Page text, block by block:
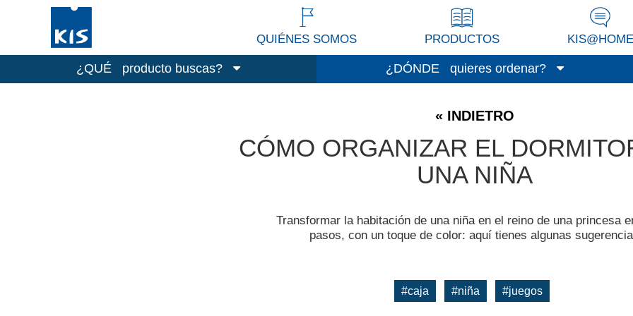
QUIÉNES SOMOS PRODUCTOS KIS@HOME
¿QUÉ producto buscas?
Veranda/Terraza
Habitación de servicio
Vestidor
¿DÓNDE quieres ordenar?
« INDIETRO
CÓMO ORGANIZAR EL
UNA NIÑA
Transformar la habitación de una niña en el reino de una princesa
pasos, con un toque de color: aquí tienes algunas
#caja #niña #juegos